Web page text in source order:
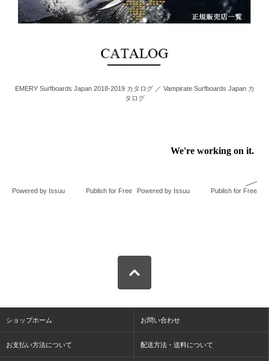
EMERY Surfboards Japan 2018-2019 カタログ ／ Vampirate Surfboards Japan カ
タログ
Powered by Issuu Publish for Free Powered by Issuu Publish for Free
ショップホーム お問い合わせ
お支払い方法について 配送方法・送料について